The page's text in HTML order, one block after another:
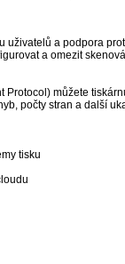
a podpora
a omezit
můžete
počty stran a další
tisku